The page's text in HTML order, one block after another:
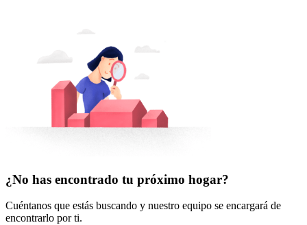
¿No has encontrado tu próximo hogar?
Cuéntanos que estás buscando y nuestro equipo se encargará de
encontrarlo por ti.